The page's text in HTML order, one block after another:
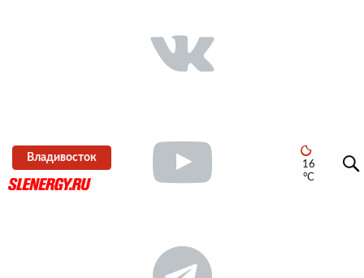
Владивосток
16
°C